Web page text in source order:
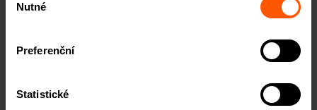
souhlasu
Nutné
Preferenční
Statistické